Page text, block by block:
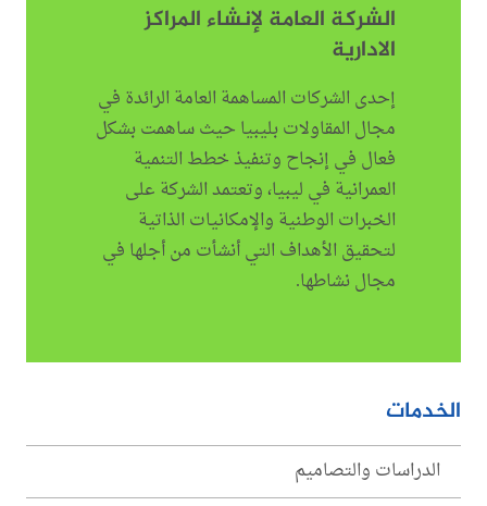
الشركة العامة لإنشاء المراكز
الادارية
إحدى الشركات المساهمة العامة الرائدة في
مجال المقاولات بليبيا حيث ساهمت بشكل
فعال في إنجاح وتنفيذ خطط التنمية
العمرانية في ليبيا، وتعتمد الشركة على
الخبرات الوطنية والإمكانيات الذاتية
لتحقيق الأهداف التي أنشأت من أجلها في
مجال نشاطها.
الخدمات
الدراسات والتصاميم